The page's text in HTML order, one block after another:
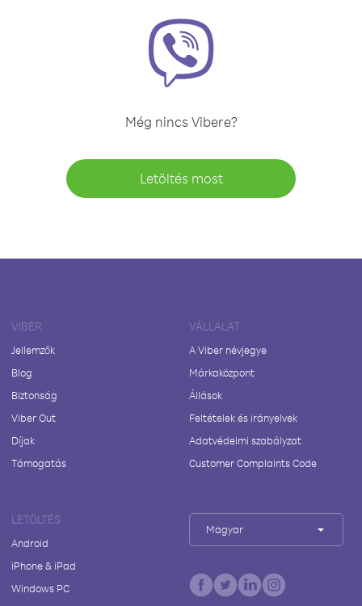
Még nincs Vibere?
Letöltés most
VIBER
Jellemzők
Blog
Biztonság
Viber Out
Díjak
Támogatás
VÁLLALAT
A Viber névjegye
Márkaközpont
Állások
Feltételek és irányelvek
Adatvédelmi szabályzat
Customer Complaints Code
LETÖLTÉS
Android
iPhone & iPad
Windows PC
Magyar